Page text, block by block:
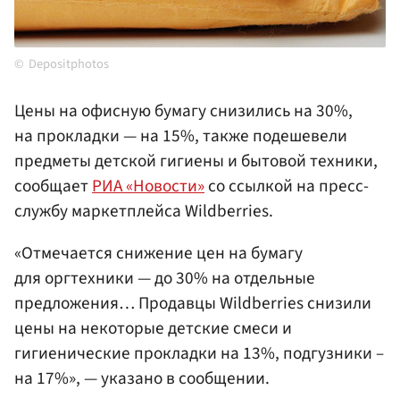
Depositphotos
Цены на офисную бумагу снизились на 30%,
на прокладки — на 15%, также подешевели
предметы детской гигиены и бытовой техники,
сообщаетРИА «Новости»со ссылкой на пресс-
службу маркетплейса Wildberries.
«Отмечается снижение цен на бумагу
для оргтехники — до 30% на отдельные
предложения… Продавцы Wildberries снизили
цены на некоторые детские смеси и
гигиенические прокладки на 13%, подгузники –
на 17%», — указано в сообщении.